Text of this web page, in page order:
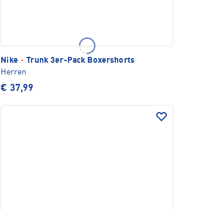
Nike · Trunk 3er-Pack Boxershorts
Herren
€ 37,99